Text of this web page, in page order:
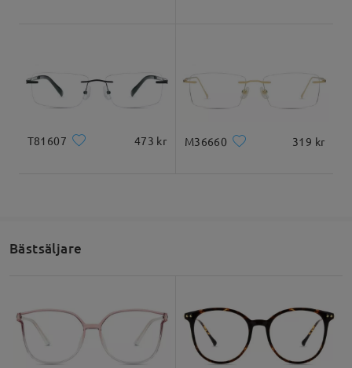
Skriv en recension
T81607 473 kr M36660 319 kr
Bästsäljare